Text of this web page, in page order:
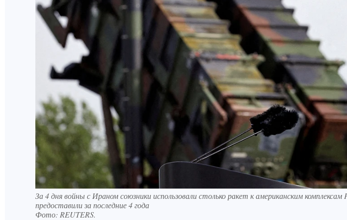
За 4 дня войны с Ираном союзники использовали столько ракет к американским комплексам
предоставили за последние 4 года
Фото: REUTERS.